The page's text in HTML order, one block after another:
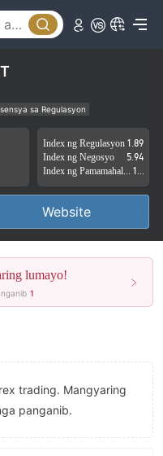
sa Regulasyon
ng Negosyo
na peligro
Index ng Regulasyon 1.89
Index ng Negosyo
5.94
Website
lumayo!
1
trading. Mangyaring
panganib.